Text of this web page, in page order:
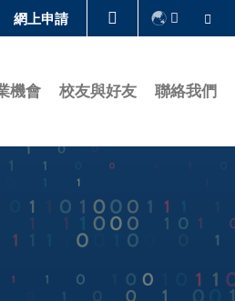
網上申請
機會 校友與好友 聯絡我們